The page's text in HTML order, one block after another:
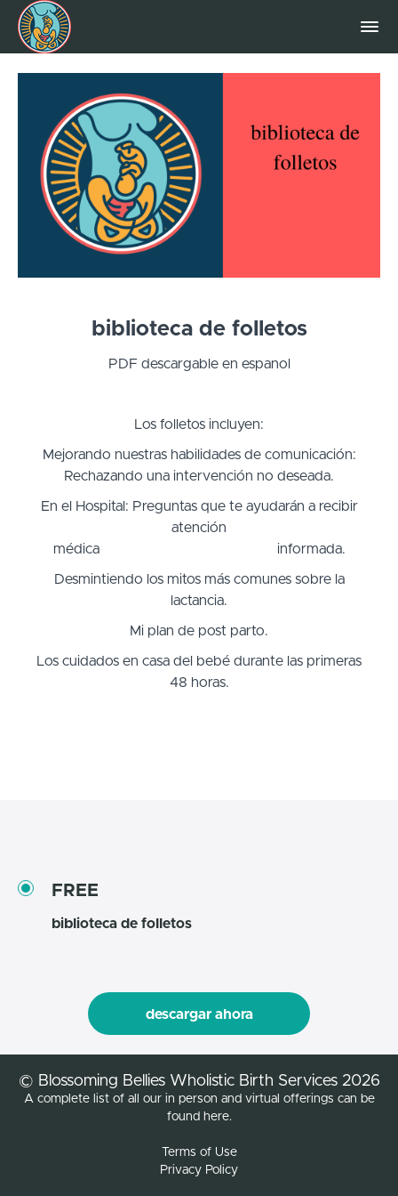
biblioteca de folletos
PDF descargable en espanol
Los folletos incluyen:
Mejorando nuestras habilidades de comunicación:
Rechazando una intervención no deseada.
En el Hospital: Preguntas que te ayudarán a recibir
atención
médica informada.
Desmintiendo los mitos más comunes sobre la
lactancia.
Mi plan de post parto.
Los cuidados en casa del bebé durante las primeras
48 horas.
FREE
biblioteca de folletos
descargar ahora
© Blossoming Bellies Wholistic Birth Services 2026
A complete list of all our in person and virtual offerings can be
found here.
Terms of Use
Privacy Policy